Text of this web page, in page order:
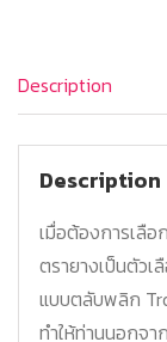
Description
Description
เมื่อต้องการเลือ
ตรายางเป็นตัว
แบบตลับพลิก
ทำให้ท่านนอกจ